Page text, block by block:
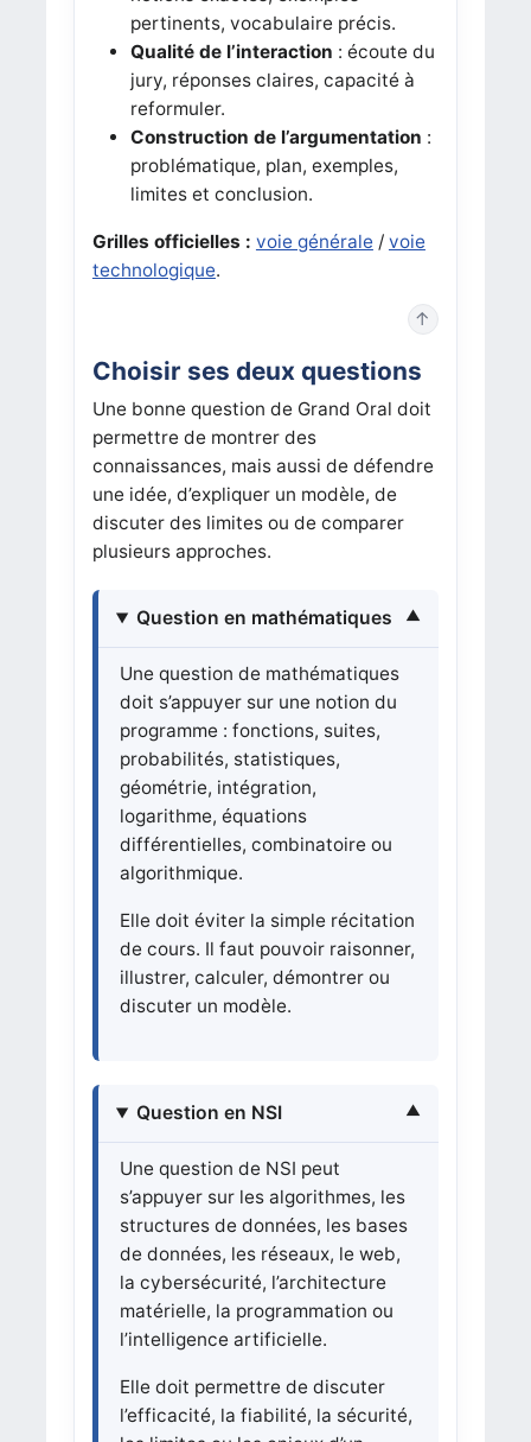
pertinents, vocabulaire précis.
Qualité de l’interaction : écoute du
jury, réponses claires, capacité à
reformuler.
Construction de l’argumentation :
problématique, plan, exemples,
limites et conclusion.
Grilles officielles : voie générale / voie
technologique.
↑
Choisir ses deux questions
Une bonne question de Grand Oral doit
permettre de montrer des
connaissances, mais aussi de défendre
une idée, d’expliquer un modèle, de
discuter des limites ou de comparer
plusieurs approches.
Question en mathématiques
Une question de mathématiques
doit s’appuyer sur une notion du
programme : fonctions, suites,
probabilités, statistiques,
géométrie, intégration,
logarithme, équations
différentielles, combinatoire ou
algorithmique.
Elle doit éviter la simple récitation
de cours. Il faut pouvoir raisonner,
illustrer, calculer, démontrer ou
discuter un modèle.
Question en NSI
Une question de NSI peut
s’appuyer sur les algorithmes, les
structures de données, les bases
de données, les réseaux, le web,
la cybersécurité, l’architecture
matérielle, la programmation ou
l’intelligence artificielle.
Elle doit permettre de discuter
l’efficacité, la fiabilité, la sécurité,